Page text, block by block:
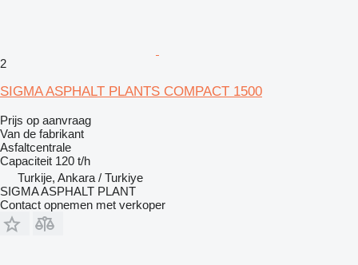
2
SIGMA ASPHALT PLANTS COMPACT 1500
Prijs op aanvraag
Van de fabrikant
Asfaltcentrale
Capaciteit 120 t/h
Turkije, Ankara / Turkiye
SIGMA ASPHALT PLANT
Contact opnemen met verkoper